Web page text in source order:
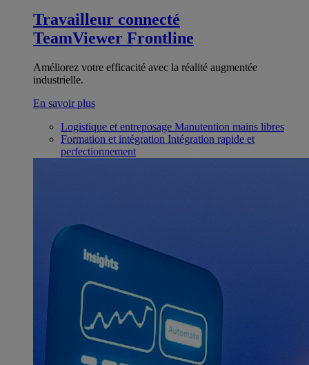
Travailleur connecté
TeamViewer Frontline
Améliorez votre efficacité avec la réalité augmentée
industrielle.
En savoir plus
Logistique et entreposage Manutention mains libres
Formation et intégration Intégration rapide et
perfectionnement